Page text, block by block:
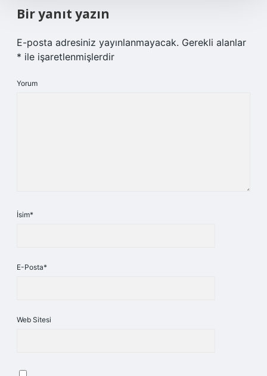
Bir yanıt yazın
E-posta adresiniz yayınlanmayacak. Gerekli alanlar
* ile işaretlenmişlerdir
Yorum
İsim*
E-Posta*
Web Sitesi